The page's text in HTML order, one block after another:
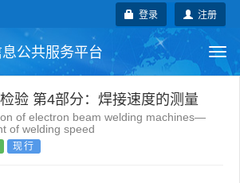
注册
登录
公共服务平台
行业标准 地方标准
企业标准
验 第4部分：焊接速度的测量
of electron beam welding machines—
of welding speed
现行